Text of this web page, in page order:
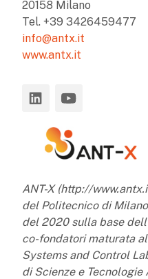
20158 Milano
Tel. +39 3426459477
info@antx.it
www.antx.it
ANT-X (http://
del Politecnico di
del 2020 sulla base
co-fondatori maturata
Systems and Control
di Scienze e Tecnologie